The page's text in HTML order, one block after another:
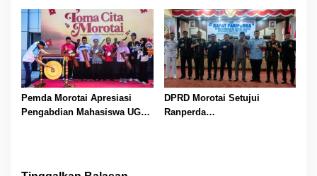
Mulai 4 Agustus
Pemda Morotai Apresiasi
Pengabdian Mahasiswa UGM
DPRD Morotai Setujui
Ranperda